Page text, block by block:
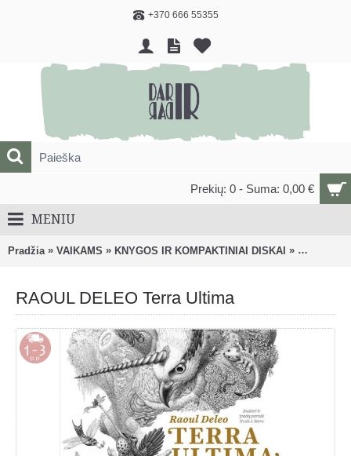
+370 666 55355
Prekių: 0 - Suma: 0,00 €
MENIU
Pradžia » VAIKAMS » KNYGOS IR KOMPAKTINIAI DISKAI » Knygos,
RAOUL DELEO Terra Ultima